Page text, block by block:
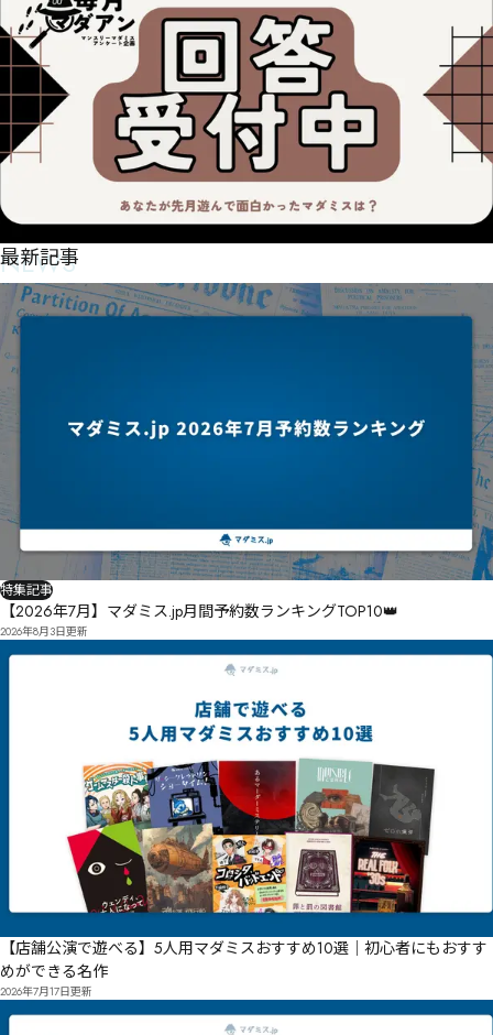
NEWS
最新記事
特集記事
【2026年7月】マダミス.jp月間予約数ランキングTOP10👑
2026年8月3日更新
【店舗公演で遊べる】5人用マダミスおすすめ10選｜初心者にもおすす
めができる名作
2026年7月17日更新